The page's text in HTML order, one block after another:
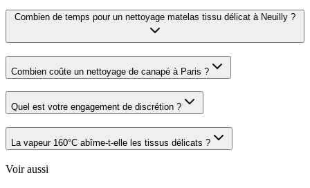
Combien de temps pour un nettoyage matelas tissu délicat à Neuilly ?
Combien coûte un nettoyage de canapé à Paris ?
Quel est votre engagement de discrétion ?
La vapeur 160°C abîme-t-elle les tissus délicats ?
Voir aussi